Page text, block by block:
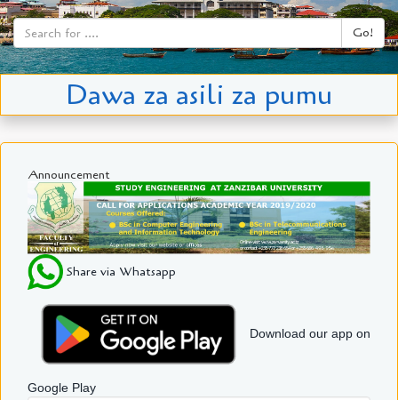
Go!
Dawa za asili za pumu
Announcement
Share via Whatsapp
Download our app on
Google Play